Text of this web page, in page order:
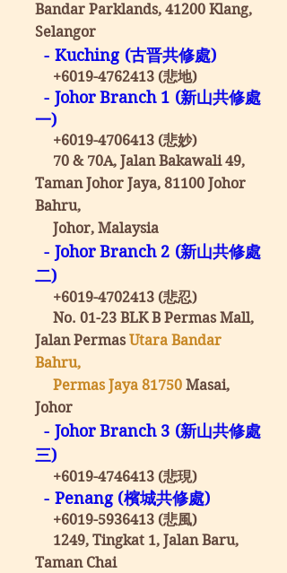
Bandar Parklands, 41200 Klang,
Selangor
- Kuching (古晋共修處)
+6019-4762413 (悲地)
- Johor Branch 1 (新山共修處
一)
+6019-4706413 (悲妙)
70 & 70A, Jalan Bakawali 49,
Taman Johor Jaya, 81100 Johor
Bahru,
Johor, Malaysia
- Johor Branch 2 (新山共修處
二)
+6019-4702413 (悲忍)
No. 01-23 BLK B Permas Mall,
Jalan PermasUtara Bandar
Bahru,
Permas Jaya 81750 Masai,
Johor
- Johor Branch 3 (新山共修處
三)
+6019-4746413 (悲現)
- Penang (檳城共修處)
+6019-5936413 (悲風)
1249, Tingkat 1, Jalan Baru,
Taman Chai